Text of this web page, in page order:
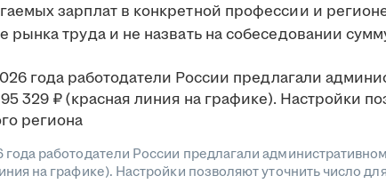
зарплат в конкретной профессии и
рынка труда и не назвать на собеседовании
работодатели России предлагали
на графике). Настройки позволяют уточнить число